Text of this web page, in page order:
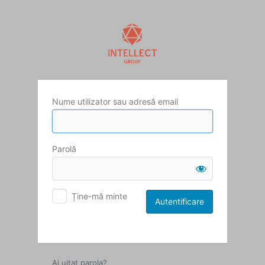
Nume utilizator sau adresă email
Parolă
Ține-mă minte
Ai uitat parola?